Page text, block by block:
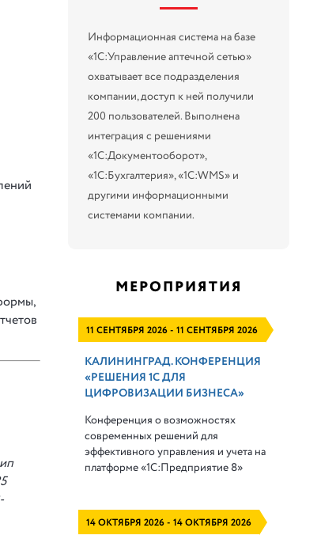
Информационная система на базе
«1С:Управление аптечной сетью»
охватывает все подразделения
компании, доступ к ней получили
200 пользователей. Выполнена
интеграция с решениями
«1С:Документооборот»,
«1С:Бухгалтерия», «1С:WMS» и
другими информационными
системами компании.
МЕРОПРИЯТИЯ
11 СЕНТЯБРЯ 2026 - 11 СЕНТЯБРЯ 2026
КАЛИНИНГРАД. КОНФЕРЕНЦИЯ
«РЕШЕНИЯ 1С ДЛЯ
ЦИФРОВИЗАЦИИ БИЗНЕСА»
Конференция о возможностях
современных решений для
эффективного управления и учета на
платформе«1С:Предприятие 8»
14 ОКТЯБРЯ 2026 - 14 ОКТЯБРЯ 2026